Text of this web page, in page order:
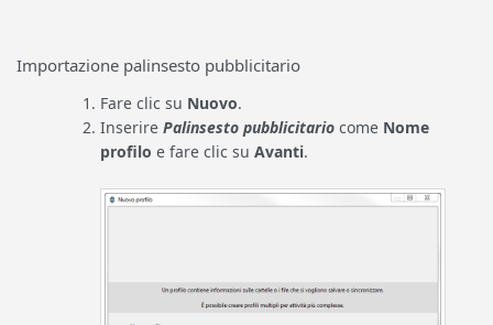
Importazione palinsesto pubblicitario
Fare clic su Nuovo.
Inserire Palinsesto pubblicitario come Nome
profilo e fare clic su Avanti.